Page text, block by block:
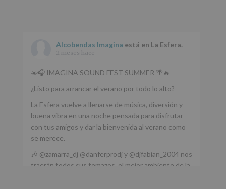
Alcobendas Imagina está en La Esfera.
2 meses hace
☀️🎧 IMAGINA SOUND FEST SUMMER 🌴🔥
¿Listo para arrancar el verano por todo lo alto?
La Esfera vuelve a llenarse de música, diversión y
buena vibra en una noche pensada para disfrutar
con tus amigos y dar la bienvenida al verano como
se merece.
🎶 @zamarra_dj @danferprodj y @djfabian_2004 nos
traerán todos sus temazos, el mejor ambiente de la